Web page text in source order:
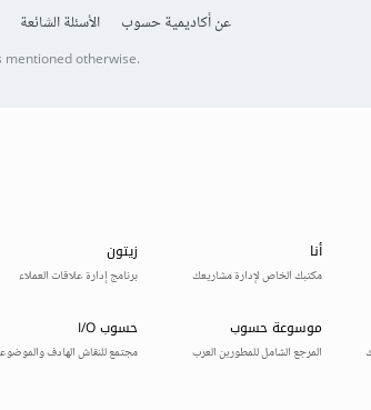
عن أكاديمية حسوب الأسئلة الشائعة
otherwise.